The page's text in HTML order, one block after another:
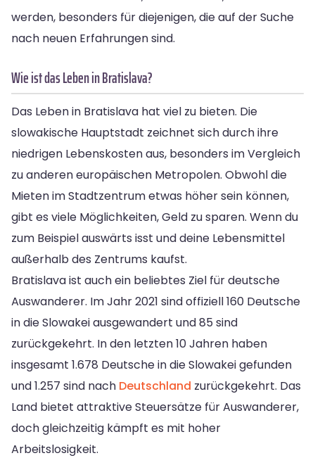
werden, besonders für diejenigen, die auf der Suche
nach neuen Erfahrungen sind.
Wie ist das Leben in Bratislava?
Das Leben in Bratislava hat viel zu bieten. Die
slowakische Hauptstadt zeichnet sich durch ihre
niedrigen Lebenskosten aus, besonders im Vergleich
zu anderen europäischen Metropolen. Obwohl die
Mieten im Stadtzentrum etwas höher sein können,
gibt es viele Möglichkeiten, Geld zu sparen. Wenn du
zum Beispiel auswärts isst und deine Lebensmittel
außerhalb des Zentrums kaufst.
Bratislava ist auch ein beliebtes Ziel für deutsche
Auswanderer. Im Jahr 2021 sind offiziell 160 Deutsche
in die Slowakei ausgewandert und 85 sind
zurückgekehrt. In den letzten 10 Jahren haben
insgesamt 1.678 Deutsche in die Slowakei gefunden
und 1.257 sind nach Deutschland zurückgekehrt. Das
Land bietet attraktive Steuersätze für Auswanderer,
doch gleichzeitig kämpft es mit hoher
Arbeitslosigkeit.